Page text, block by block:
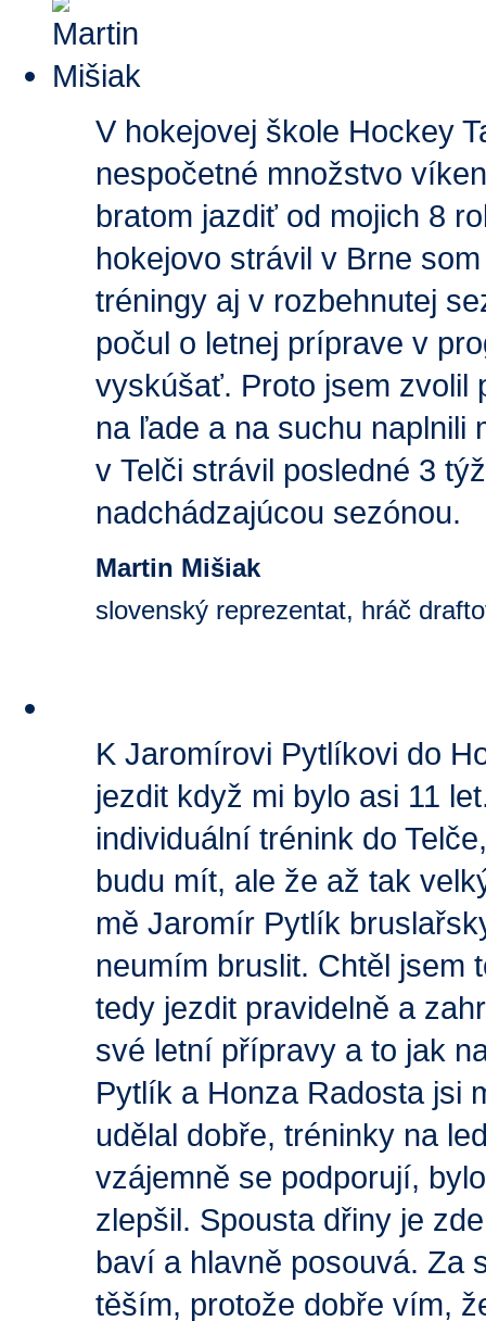
V hokejovej škole Hockey
nespočetné množstvo
bratom jazdiť od mojich 8
hokejovo strávil v Brne
tréningy aj v rozbehnutej
počul o letnej príprave v
vyskúšať. Proto jsem zvolil
na ľade a na suchu naplnili
v Telči strávil posledné 3
nadchádzajúcou sezónou.
Martin Mišiak
slovenský reprezentat, hráč
K Jaromírovi Pytlíkovi do
jezdit když mi bylo asi 11
individuální trénink do
budu mít, ale že až tak
mě Jaromír Pytlík
neumím bruslit. Chtěl jsem
tedy jezdit pravidelně a
své letní přípravy a to jak
Pytlík a Honza Radosta jsi
udělal dobře, tréninky na
vzájemně se podporují,
zlepšil. Spousta dřiny je
baví a hlavně posouvá. Za
těším, protože dobře vím,